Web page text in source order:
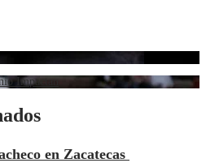
Impactan
en Zacatecas